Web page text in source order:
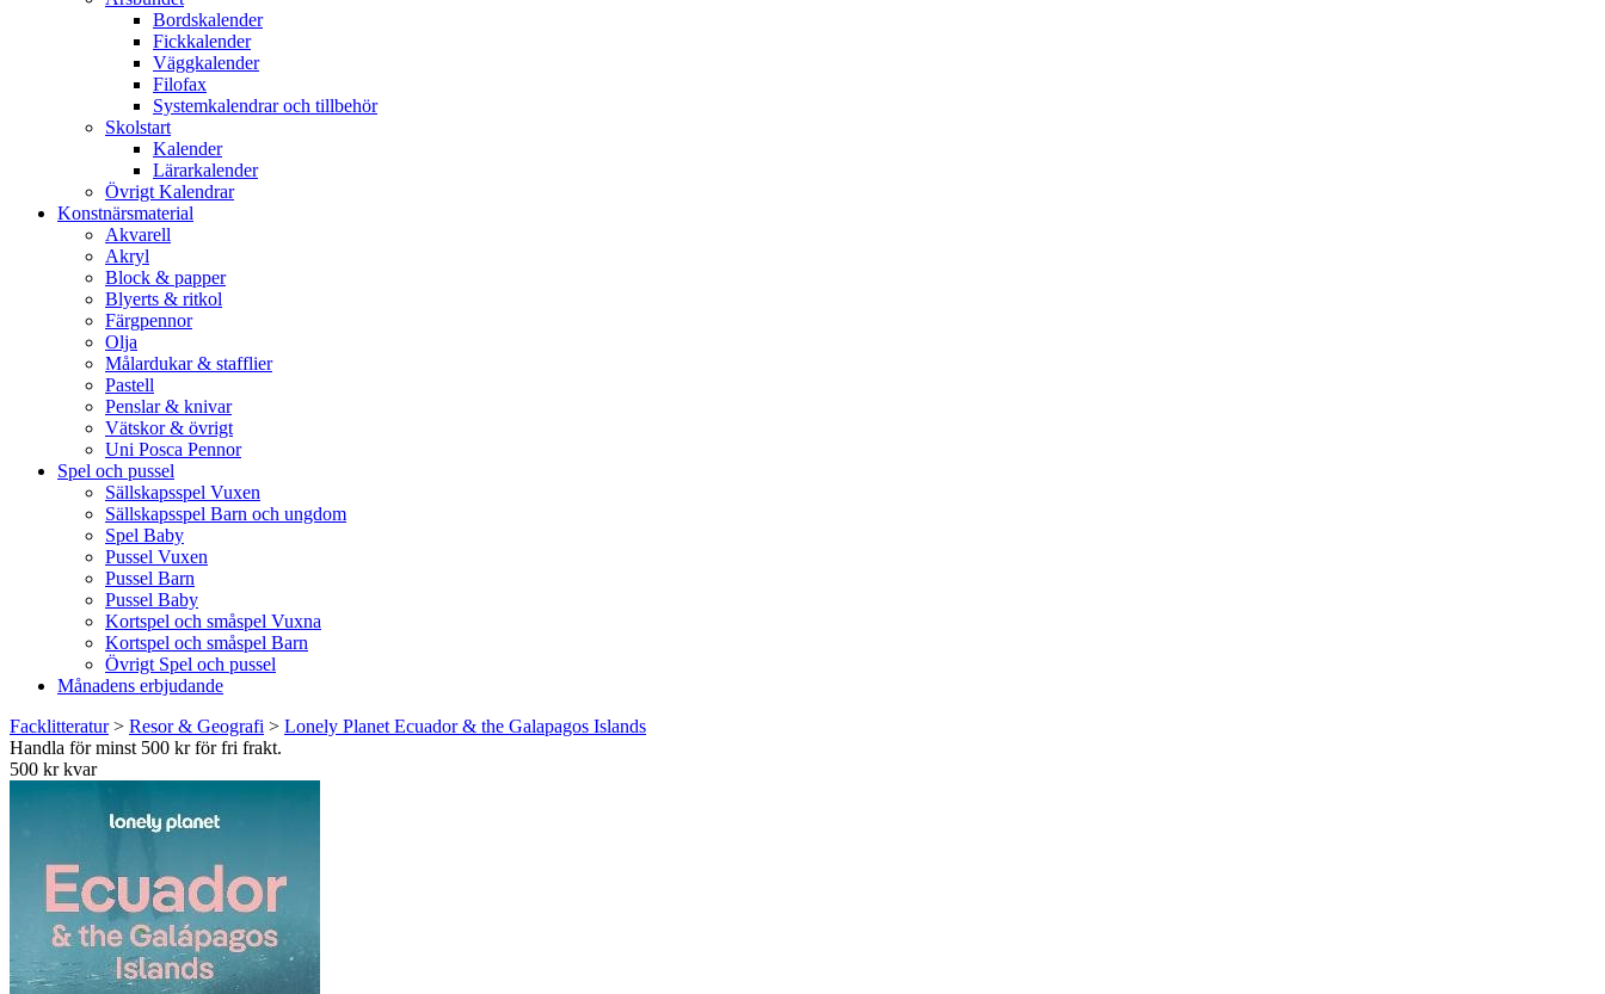
Bordskalender
Fickkalender
Väggkalender
Filofax
Systemkalendrar och tillbehör
Skolstart
Kalender
Lärarkalender
Övrigt Kalendrar
Konstnärsmaterial
Akvarell
Akryl
Block & papper
Blyerts & ritkol
Färgpennor
Olja
Målardukar & stafflier
Pastell
Penslar & knivar
Vätskor & övrigt
Uni Posca Pennor
Spel och pussel
Sällskapsspel Vuxen
Sällskapsspel Barn och ungdom
Spel Baby
Pussel Vuxen
Pussel Barn
Pussel Baby
Kortspel och småspel Vuxna
Kortspel och småspel Barn
Övrigt Spel och pussel
Månadens erbjudande
Facklitteratur> Resor & Geografi > Lonely Planet Ecuador & the Galapagos Islands
Handla för minst 500 kr för fri frakt.
500 kr kvar